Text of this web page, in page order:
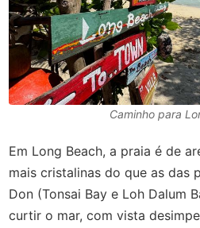
Caminho para
Em Long Beach, a praia é de
mais cristalinas do que as das
Don (Tonsai Bay e Loh Dalum
curtir o mar, com vista